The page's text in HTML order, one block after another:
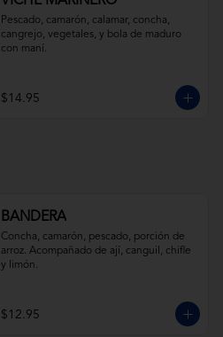
Pescado, camarón, calamar, concha,
cangrejo, vegetales, y bola de maduro
con maní.
$14.95
BANDERA
Concha, camarón, pescado, porción de
arroz. Acompañado de ají, canguil, chifle
y limón.
$12.95